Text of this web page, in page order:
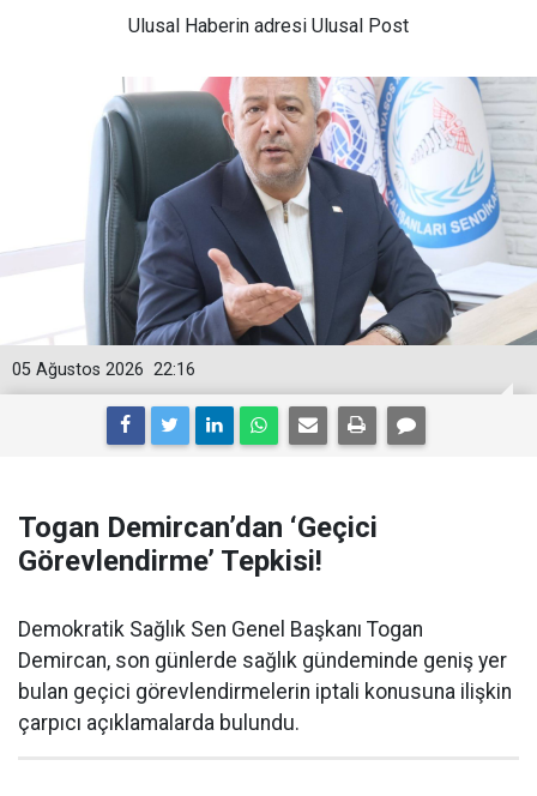
Ulusal Haberin adresi Ulusal Post
22:16
05 Ağustos 2026
Togan Demircan’dan ‘Geçici
Görevlendirme’ Tepkisi!
Demokratik Sağlık Sen Genel Başkanı Togan
Demircan, son günlerde sağlık gündeminde geniş yer
bulan geçici görevlendirmelerin iptali konusuna ilişkin
çarpıcı açıklamalarda bulundu.